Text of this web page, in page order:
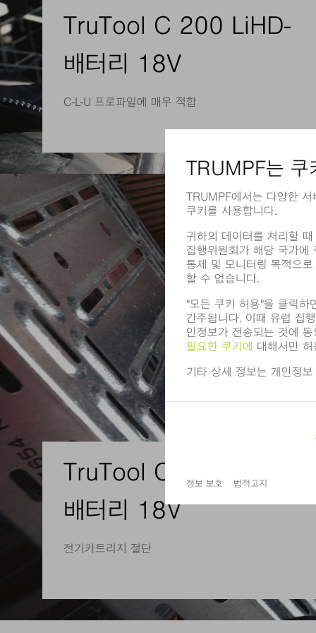
TruTool C 200 LiHD-
배터리 18V
C-L-U 프로파일에 매우 적합
TruTool C 200 LiHD-
배터리 18V
전기카트리지 절단